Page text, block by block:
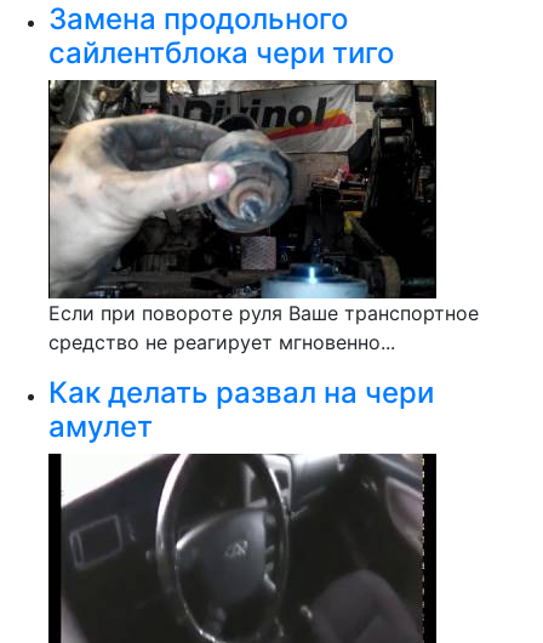
Замена продольного
сайлентблока чери тиго
Если при повороте руля Ваше транспортное
средство не реагирует мгновенно...
Как делать развал на чери
амулет